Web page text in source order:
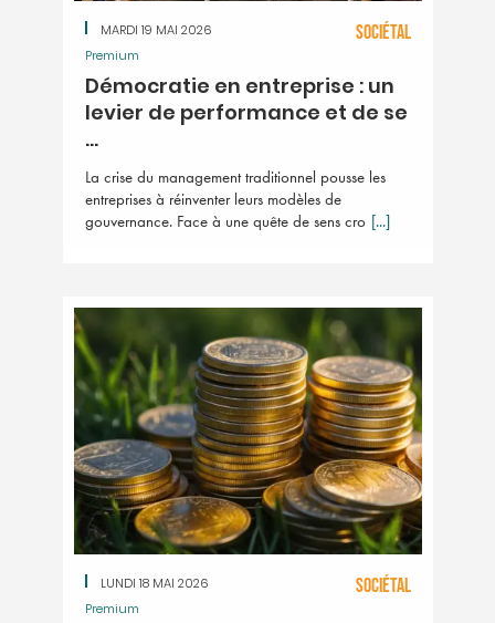
MARDI 19 MAI 2026
Démocratie en entreprise : un
levier de performance et de se
...
La crise du management traditionnel pousse les
entreprises à réinventer leurs modèles de
gouvernance. Face à une quête de sens cro [...]
SOCIÉTAL
Premium
LUNDI 18 MAI 2026 SOCIÉTAL
Premium